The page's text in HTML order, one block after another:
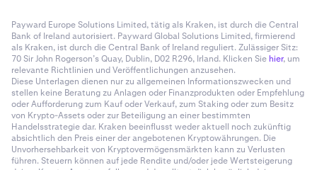
Payward Europe Solutions Limited, tätig als Kraken, ist durch die Central
Bank of Ireland autorisiert. Payward Global Solutions Limited, firmierend
als Kraken, ist durch die Central Bank of Ireland reguliert. Zulässiger Sitz:
70 Sir John Rogerson’s Quay, Dublin, D02 R296, Irland. Klicken Sie hier, um
relevante Richtlinien und Veröffentlichungen anzusehen.
Diese Unterlagen dienen nur zu allgemeinen Informationszwecken und
stellen keine Beratung zu Anlagen oder Finanzprodukten oder Empfehlung
oder Aufforderung zum Kauf oder Verkauf, zum Staking oder zum Besitz
von Krypto-Assets oder zur Beteiligung an einer bestimmten
Handelsstrategie dar. Kraken beeinflusst weder aktuell noch zukünftig
absichtlich den Preis einer der angebotenen Kryptowährungen. Die
Unvorhersehbarkeit von Kryptovermögensmärkten kann zu Verlusten
führen. Steuern können auf jede Rendite und/oder jede Wertsteigerung